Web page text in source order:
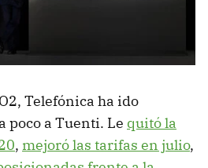
Telefónica ha ido
poco a Tuenti. Le quitó la
, mejoró las tarifas en julio,